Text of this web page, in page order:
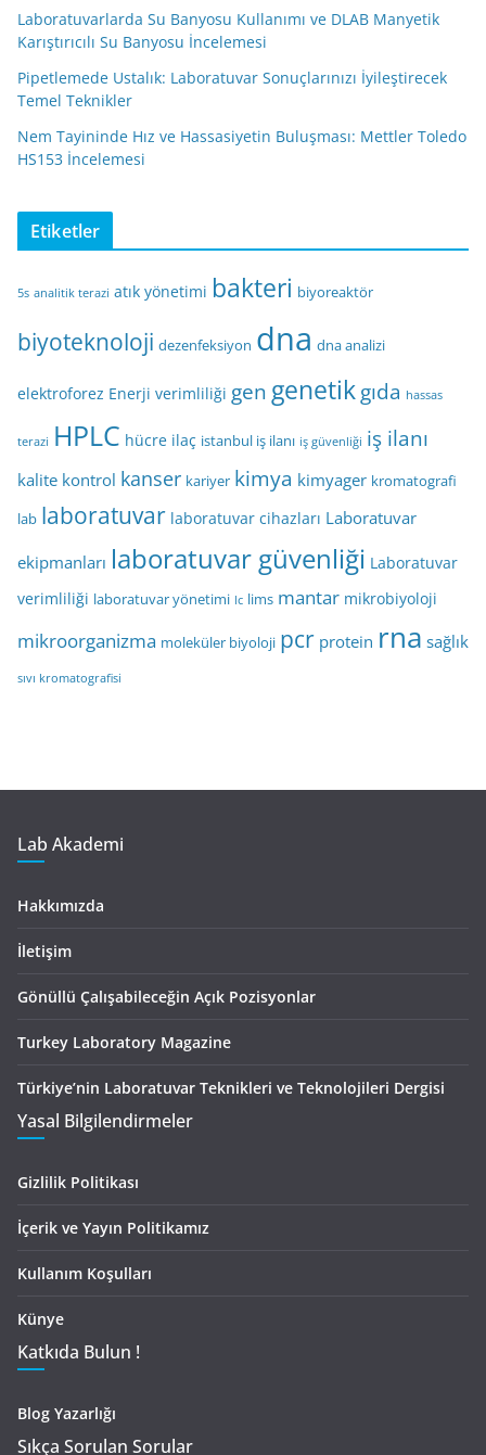
Laboratuvarlarda Su Banyosu Kullanımı ve DLAB Manyetik
Karıştırıcılı Su Banyosu İncelemesi
Pipetlemede Ustalık: Laboratuvar Sonuçlarınızı İyileştirecek
Temel Teknikler
Nem Tayininde Hız ve Hassasiyetin Buluşması: Mettler Toledo
HS153 İncelemesi
Etiketler
5s analitik terazi atık yönetimi bakteri biyoreaktör
biyoteknoloji dezenfeksiyon dna dna analizi
elektroforez Enerji verimliliği gen genetikgıda hassas
terazi HPLC hücre ilaç istanbul iş ilanı iş güvenliği iş ilanı
kalite kontrol kanser kariyer kimya kimyager kromatografi
lab laboratuvar laboratuvar cihazları Laboratuvar
ekipmanları laboratuvar güvenliği Laboratuvar
verimliliği laboratuvar yönetimi lc lims mantar mikrobiyoloji
mikroorganizma moleküler biyoloji pcr protein rna sağlık
sıvı kromatografisi
Lab Akademi
Hakkımızda
İletişim
Gönüllü Çalışabileceğin Açık Pozisyonlar
Turkey Laboratory Magazine
Türkiye’nin Laboratuvar Teknikleri ve Teknolojileri Dergisi
Yasal Bilgilendirmeler
Gizlilik Politikası
İçerik ve Yayın Politikamız
Kullanım Koşulları
Künye
Katkıda Bulun !
Blog Yazarlığı
Sıkça Sorulan Sorular